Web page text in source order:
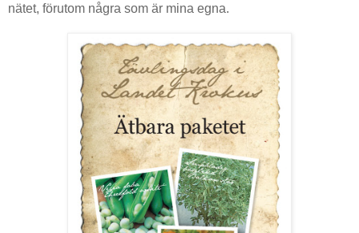
nätet, förutom några som är mina egna.